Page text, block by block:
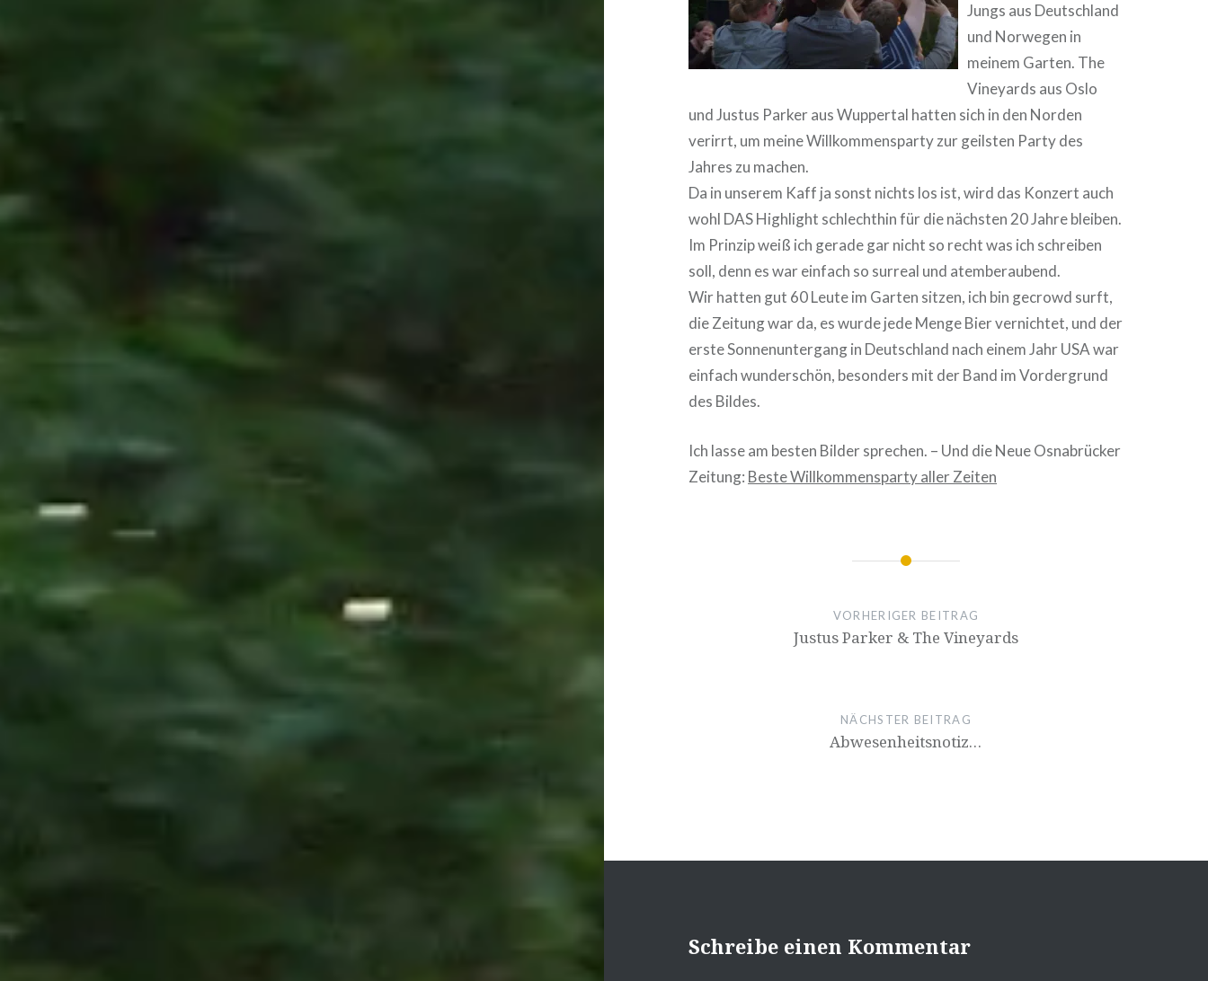
Jungs aus Deutschland
und Norwegen in
meinem Garten. The
Vineyards aus Oslo
und Justus Parker aus Wuppertal hatten sich in den Norden
verirrt, um meine Willkommensparty zur geilsten Party des
Jahres zu machen.
Da in unserem Kaff ja sonst nichts los ist, wird das Konzert auch
wohl DAS Highlight schlechthin für die nächsten 20 Jahre bleiben.
Im Prinzip weiß ich gerade gar nicht so recht was ich schreiben
soll, denn es war einfach so surreal und atemberaubend.
Wir hatten gut 60 Leute im Garten sitzen, ich bin gecrowd surft,
die Zeitung war da, es wurde jede Menge Bier vernichtet, und der
erste Sonnenuntergang in Deutschland nach einem Jahr USA war
einfach wunderschön, besonders mit der Band im Vordergrund
des Bildes.
Ich lasse am besten Bilder sprechen. – Und die Neue Osnabrücker
Zeitung: Beste Willkommensparty aller Zeiten
VORHERIGER BEITRAG
Justus Parker & The Vineyards
NÄCHSTER BEITRAG
Abwesenheitsnotiz…
Schreibe einen Kommentar